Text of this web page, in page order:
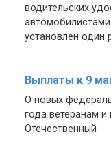
водительских
установлен один
Выплаты к 9
О новых
года ветеранам
Отечественный